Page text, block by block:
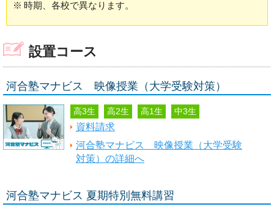
※ 時期、各校で異なります。
設置コース
河合塾マナビス 映像授業（大学受験対策）
高3生 高2生 高1生 中3生
資料請求
河合塾マナビス 映像授業（大学受験
対策）の詳細へ
河合塾マナビス 夏期特別無料講習